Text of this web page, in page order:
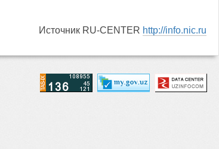
Источник RU-CENTER http://info.nic.ru